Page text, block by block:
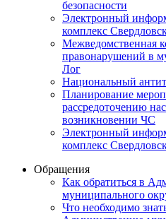
безопасности
Электронный
комплекс
Межведомственная
правонарушений в
Лог
Национальный
Планирование
рассредоточению
возникновении ЧС
Электронный
комплекс
Обращения
Как обратиться в
муниципального
Что необходимо